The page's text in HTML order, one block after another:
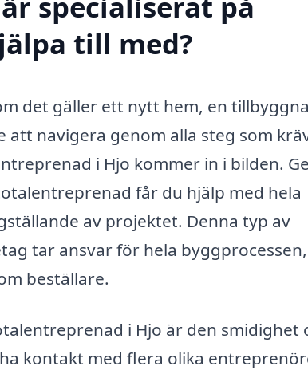
till med?
det gäller ett nytt hem, en
navigera genom alla steg som
i Hjo kommer in i bilden.
får du hjälp med hela
av projektet. Denna typ av
tar ansvar för hela
beställare.
i Hjo är den smidighet
kontakt med flera olika